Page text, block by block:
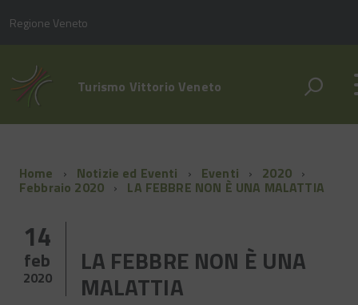
Regione Veneto
Turismo Vittorio Veneto
Home Notizie ed Eventi Eventi 2020
Febbraio 2020 LA FEBBRE NON È UNA MALATTIA
14
feb
2020 LA FEBBRE NON È UNA
MALATTIA